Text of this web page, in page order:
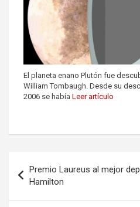
El planeta enano Plutón fue
William Tombaugh. Desde su
2006 se había Leer artículo
Premio Laureus al mejor
Hamilton